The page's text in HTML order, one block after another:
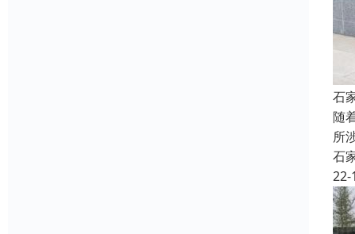
石
随
所
石
22-